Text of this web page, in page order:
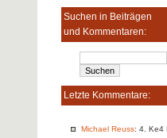
Suchen in Beiträgen
und Kommentaren:
Letzte Kommentare:
Michael Reuss: 4. Ke4